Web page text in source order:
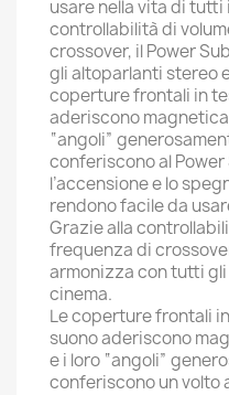
usare nella vita di tutti
controllabilità di
crossover, il Power
gli altoparlanti stereo
coperture frontali in
aderiscono
“angoli”
conferiscono al
l’accensione e lo
rendono facile da
Grazie alla
frequenza di
armonizza con tutti
cinema.
Le coperture frontali
suono aderiscono
e i loro “angoli”
conferiscono un volto